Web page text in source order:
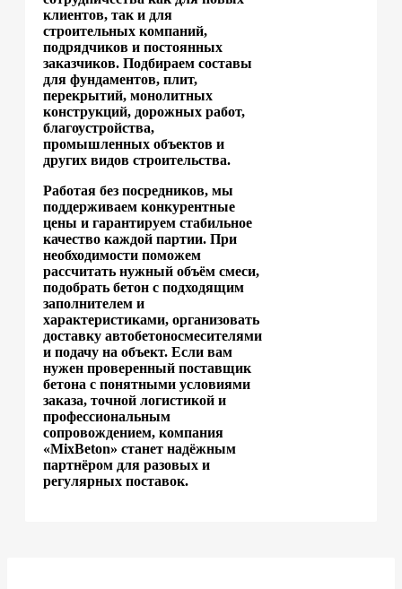
клиентов, так и для
строительных компаний,
подрядчиков и постоянных
заказчиков. Подбираем составы
для фундаментов, плит,
перекрытий, монолитных
конструкций, дорожных работ,
благоустройства,
промышленных объектов и
других видов строительства.
Работая без посредников, мы
поддерживаем конкурентные
цены и гарантируем стабильное
качество каждой партии. При
необходимости поможем
рассчитать нужный объём смеси,
подобрать бетон с подходящим
заполнителем и
характеристиками, организовать
доставку автобетоносмесителями
и подачу на объект. Если вам
нужен проверенный поставщик
бетона с понятными условиями
заказа, точной логистикой и
профессиональным
сопровождением, компания
«MixBeton» станет надёжным
партнёром для разовых и
регулярных поставок.